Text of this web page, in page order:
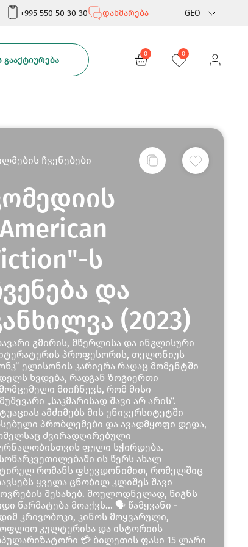
+995 550 50 30 30 დახმარება GEO
Rus
ᲒᲐᲐᲥᲢᲘᲣᲠᲔᲑᲐ
0 0
ჩვენებები
ს
და
(2023)
გმირის, მწერლისა და ინგლისური
პროფესორის, თელონიუს
ელისონის კარიერა რაღაც მომენტში
ხვდება, რადგან ზოგიერთი
მიიჩნევს, რომ მისი
„საკმარისად შავი არ არის“.
ამძიმებს მის უნივერსიტეტში
პრობლემები და ავადმყოფი დედა,
ძვირადღირებული
ფული სჭირდება.
ის წერს ახალ
რომანს ფსევდონიმით, რომელშიც
ყველა ცნობილ კლიშეს შავი
შესახებ. მოულოდნელად, წიგნს
წარმატება მოაქვს... 🗣 წამყვანი -
კრივობოკი, კინოს მოყვარული,
კულტურისა და ისტორიის
💳 ბილეთის ფასი 15 ლარი